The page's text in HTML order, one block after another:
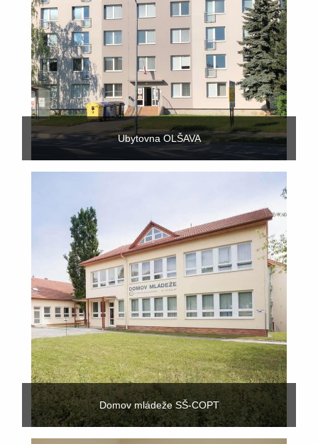
Ubytovna OLŠAVA
Domov mládeže SŠ-COPT